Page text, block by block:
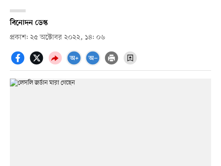
বিনোদন ডেস্ক
প্রকাশ: ২৫ অক্টোবর ২০২২, ১৪: ০৬